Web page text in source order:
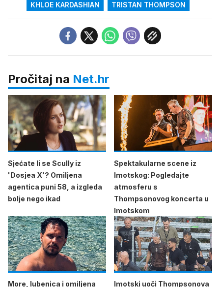
KHLOE KARDASHIAN TRISTAN THOMPSON
Pročitaj na Net.hr
Sjećate li se Scully iz
'Dosjea X'? Omiljena
agentica puni 58, a izgleda
bolje nego ikad
Spektakularne scene iz
Imotskog: Pogledajte
atmosferu s
Thompsonovog koncerta u
Imotskom
More, lubenica i omiljena Imotski uoči Thompsonova